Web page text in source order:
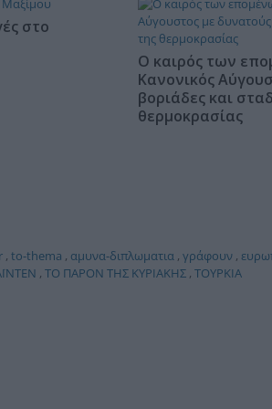
στο
Ο καιρός των
Κανονικός
βοριάδες και
θερμοκρασίας
, to-thema , αμυνα-διπλωματια, γράφουν,
, ΤΟ ΠΑΡΟΝ ΤΗΣ ΚΥΡΙΑΚΗΣ, ΤΟΥΡΚΙΑ